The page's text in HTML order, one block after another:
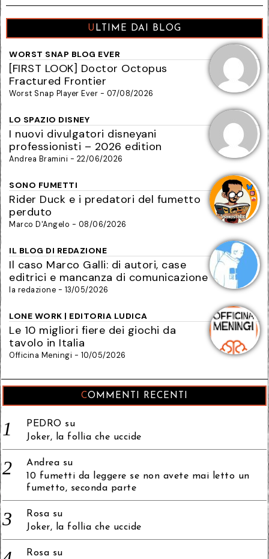
ULTIME DAI BLOG
WORST SNAP BLOG EVER
[FIRST LOOK] Doctor Octopus
Fractured Frontier
Worst Snap Player Ever - 07/08/2026
LO SPAZIO DISNEY
I nuovi divulgatori disneyani
professionisti – 2026 edition
Andrea Bramini - 22/06/2026
SONO FUMETTI
Rider Duck e i predatori del fumetto
perduto
Marco D'Angelo - 08/06/2026
IL BLOG DI REDAZIONE
Il caso Marco Galli: di autori, case
editrici e mancanza di comunicazione
la redazione - 13/05/2026
LONE WORK | EDITORIA LUDICA
Le 10 migliori fiere dei giochi da
tavolo in Italia
Officina Meningi - 10/05/2026
COMMENTI RECENTI
PEDRO su
Joker, la follia che uccide
Andrea su
10 fumetti da leggere se non avete mai letto un
fumetto, seconda parte
Rosa su
Joker, la follia che uccide
Rosa su